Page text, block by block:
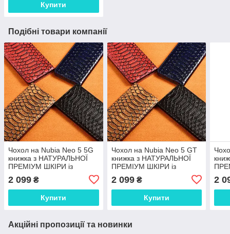
Купити
Подібні товари компанії
Чохол на Nubia Neo 5 5G
книжка з НАТУРАЛЬНОЇ
ПРЕМІУМ ШКІРИ із
підставкою протиударний
магнітний "PYTHON"
2 099 ₴
Купити
Чохол на Nubia Neo 5 GT
книжка з НАТУРАЛЬНОЇ
ПРЕМІУМ ШКІРИ із
підставкою протиударний
магнітний "PYTHON"
2 099₴
Купити
2
Акційні пропозиції та новинки